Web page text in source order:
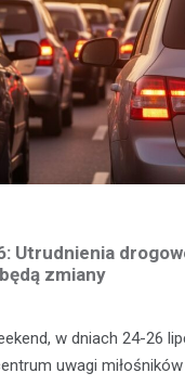
Utrudnienia
zmiany
w dniach 24-26
uwagi